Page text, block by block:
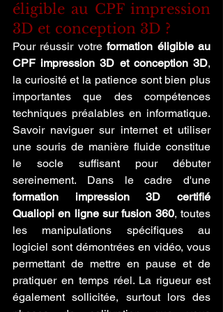
éligible au CPF impression
3D et conception 3D ?
Pour réussir votre formation éligible au
CPF impression 3D et conception 3D,
la curiosité et la patience sont bien plus
importantes que des compétences
techniques préalables en informatique.
Savoir naviguer sur internet et utiliser
une souris de manière fluide constitue
le socle suffisant pour débuter
formation impression 3D certifié
Qualiopi en ligne sur fusion 360, toutes
les manipulations spécifiques au
logiciel sont démontrées en vidéo, vous
permettant de mettre en pause et de
pratiquer en temps réel. La rigueur est
également sollicitée, surtout lors des